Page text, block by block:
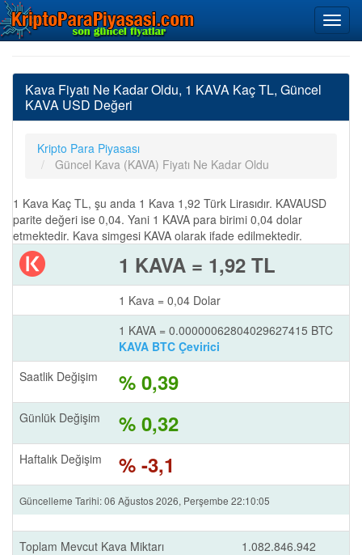
Kava Fiyatı Ne Kadar Oldu, 1 KAVA Kaç TL, Güncel
KAVA USD Değeri
Kripto Para Piyasası
Güncel Kava (KAVA) Fiyatı Ne Kadar Oldu
1 Kava Kaç TL, şu anda 1 Kava 1,92 Türk Lirasıdır. KAVAUSD
parite değeri ise 0,04. Yani 1 KAVA para birimi 0,04 dolar
etmektedir. Kava simgesi KAVA olarak ifade edilmektedir.
1 KAVA = 1,92 TL
1 Kava = 0,04 Dolar
1 KAVA = 0.00000062804029627415 BTC
KAVA BTC Çevirici
Saatlik Değişim
% 0,39
Günlük Değişim % 0,32
Haftalık Değişim % -3,1
Güncelleme Tarihi: 06 Ağustos 2026, Perşembe 22:10:05
Toplam Mevcut Kava Miktarı
1.082.846.942